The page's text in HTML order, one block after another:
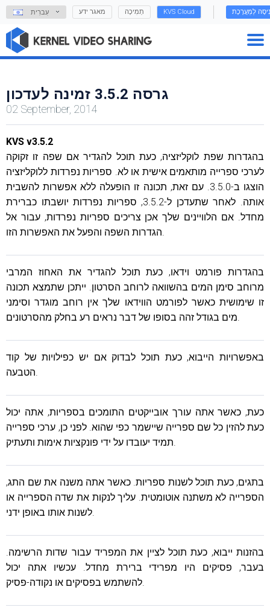
עִברִית מאגר ידע תְמִיכָה KVS Cloud לַמַעֲרֶכֶת
גרסה 3.5.2 זמינה לעדכון
02 September, 2014
KVS v3.5.2
בהגדרות שפת לוקליזציה, כעת תוכל להגדיר אם שפה זו זקוקה
לערכי ספרייה מותאמים אישית או לא. ספריות נפרדות ללוקליזציה
הוצגו ב-3.5.0. עם זאת, תכונה זו הופעלה ללא אפשרות להשבית
אותה. לאחר שתעדכן ל-3.5.2, ספריות נפרדות יושבתו כברירת
מחדל. אם הלוויינים שלך אכן צריכים ספריות נפרדות, עבור אל
הגדרות השפה והפעל את האפשרות הזו.
בהגדרות פורמט וידאו, כעת תוכל להגדיר את האחוז המרבי
מרוחב סימן המים בהשוואה לרוחב הסרטון. ייתכן שתמצא תכונה
זו שימושית כאשר לפורמט הווידאו שלך אין רוחב מוגדר וסימני
מים בגודל זהה בסופו של דבר נראים רע בחלק מהסרטונים.
באפשרויות הייבוא, כעת תוכל לבדוק אם יש כפילויות של קוד
הטבעה.
כעת, כאשר אתה עורך אובייקטים התומכים בספריות, אתה יכול
כעת להזין כל שם ספרייה שיישמר כפי שהוא. לפני כן, ערכי ספרייה
תמיד יעובדו על ידי פונקציות אימות ותעתיק.
בתגים, כעת תוכל לשנות ספריות. כאשר אתה משנה את שם התג,
הספרייה לא משתנה אוטומטית. עליך לנקות את שדה הספרייה או
לשנות אותו באופן ידני.
בהזנות ייבוא, כעת תוכל לציין את המפריד עבור שדות הרשימה.
בעבר, פסיקים היו מפרידי ברירת מחדל. עכשיו אתה יכול
להשתמש בפסיקים או נקודה-פסיק.